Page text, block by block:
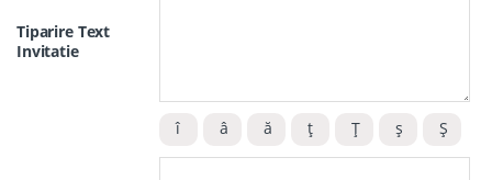
Tiparire Text
Invitatie